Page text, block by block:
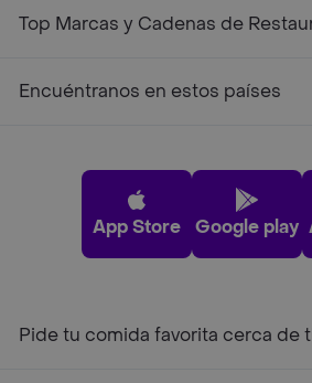
Top Marcas y Cadenas de
Encuéntranos en estos países
App Store Google play
Pide tu comida favorita cerca de